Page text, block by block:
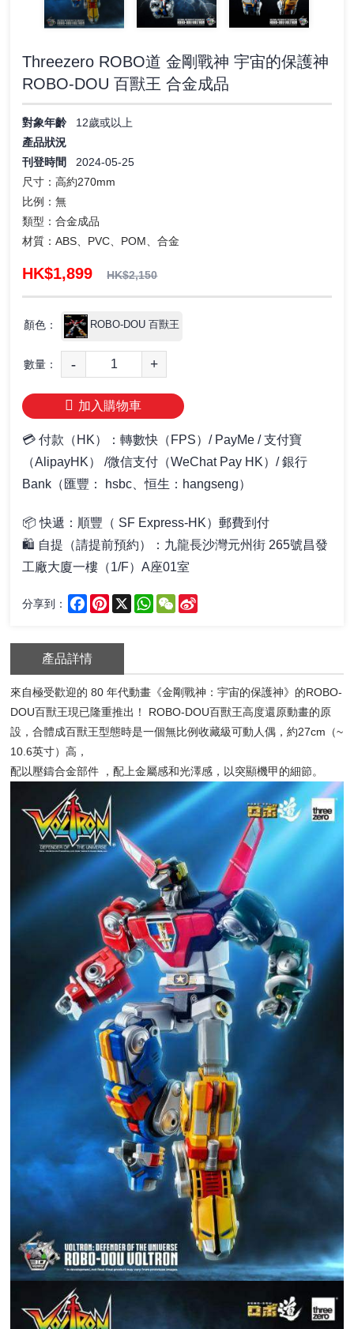
Threezero ROBO道 金剛戰神 宇宙的保護神
ROBO‐DOU 百獸王 合金成品
對象年齡
12歲或以上
產品狀況
刊登時間
2024-05-25
尺寸：高約270mm
比例：無
類型：合金成品
材質：ABS、PVC、POM、合金
HK$1,899HK$2,150
顏色： ROBO‐DOU 百獸王
數量： - +
加入購物車
💳 付款（HK）：轉數快（FPS）/ PayMe / 支付寶
（AlipayHK） /微信支付（WeChat Pay HK）/ 銀行
Bank（匯豐： hsbc、恒生：hangseng）
📦快遞：順豐（ SF Express-HK）郵費到付
🛍️ 自提 （請提前預約） ： 九龍長沙灣元州街 265號昌發
工廠大廈一樓（1/F）A座01室
分享到： Facebook
Pinterest
X WhatsApp
WeChat
產品詳情
來自極受歡迎的 80 年代動畫《金剛戰神：宇宙的保護神》的ROBO‐
DOU百獸王現已隆重推出！ ROBO-DOU百獸王高度還原動畫的原
設，合體成百獸王型態時是一個無比例收藏級可動人偶，約27cm（~
10.6英寸）高，
配以壓鑄合金部件 ，配上金屬感和光澤感，以突顯機甲的細節。